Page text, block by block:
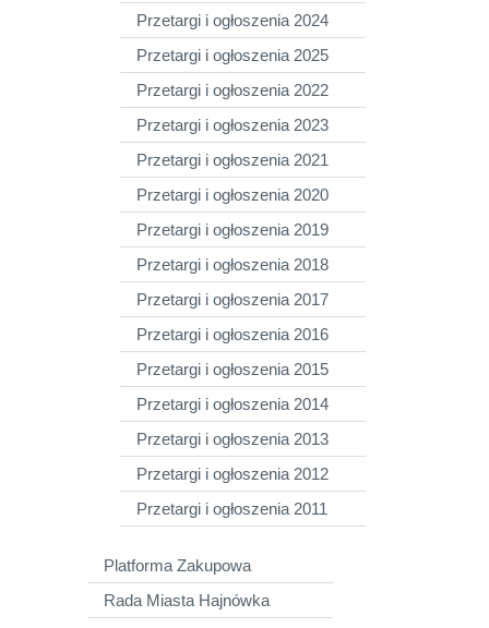
Przetargi i ogłoszenia 2024
Przetargi i ogłoszenia 2025
Przetargi i ogłoszenia 2022
Przetargi i ogłoszenia 2023
Przetargi i ogłoszenia 2021
Przetargi i ogłoszenia 2020
Przetargi i ogłoszenia 2019
Przetargi i ogłoszenia 2018
Przetargi i ogłoszenia 2017
Przetargi i ogłoszenia 2016
Przetargi i ogłoszenia 2015
Przetargi i ogłoszenia 2014
Przetargi i ogłoszenia 2013
Przetargi i ogłoszenia 2012
Przetargi i ogłoszenia 2011
Platforma Zakupowa
Rada Miasta Hajnówka